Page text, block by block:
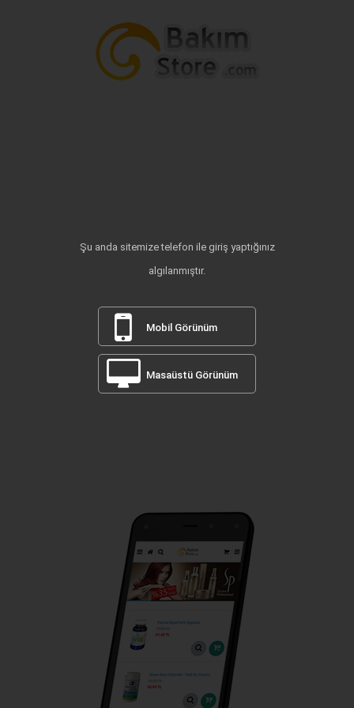
Şu anda sitemize telefon ile giriş yaptığınız
algılanmıştır.
Mobil Görünüm
Masaüstü Görünüm